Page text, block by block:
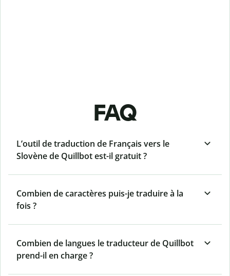
FAQ
L’outil de traduction de Français vers le
Slovène de Quillbot est-il gratuit ?
Combien de caractères puis-je traduire à la
fois ?
Combien de langues le traducteur de Quillbot
prend-il en charge ?